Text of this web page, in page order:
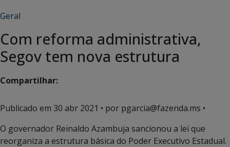
Geral
Com reforma administrativa,
Segov tem nova estrutura
Compartilhar:
Publicado em 30 abr 2021 • por pgarcia@fazenda.ms •
O governador Reinaldo Azambuja sancionou a lei que
reorganiza a estrutura básica do Poder Executivo Estadual.